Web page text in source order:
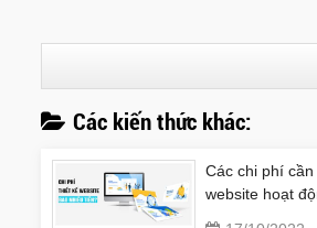
Các kiến thức khác:
Các chi phí
website hoạt